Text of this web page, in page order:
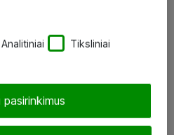
Analitiniai Tiksliniai